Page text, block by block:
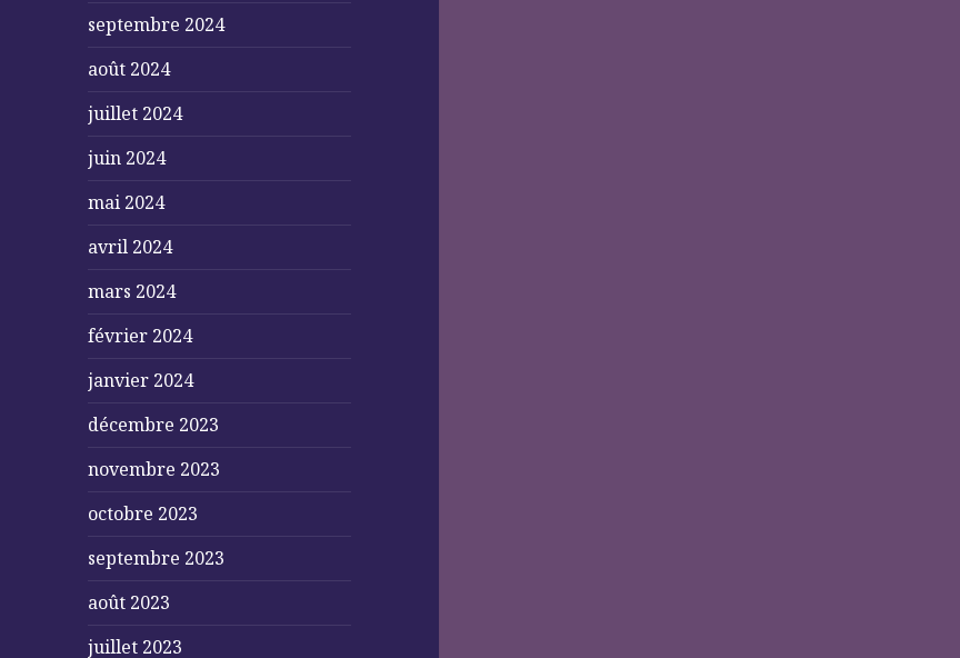
septembre 2024
août 2024
juillet 2024
juin 2024
mai 2024
avril 2024
mars 2024
février 2024
janvier 2024
décembre 2023
novembre 2023
octobre 2023
septembre 2023
août 2023
juillet 2023